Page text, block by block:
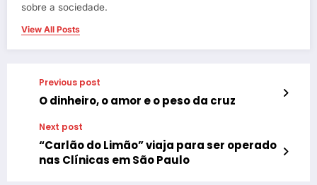
sobre a sociedade.
View All Posts
Previous post
O dinheiro, o amor e o peso da cruz
Next post
“Carlão do Limão” viaja para ser operado
nas Clínicas em São Paulo